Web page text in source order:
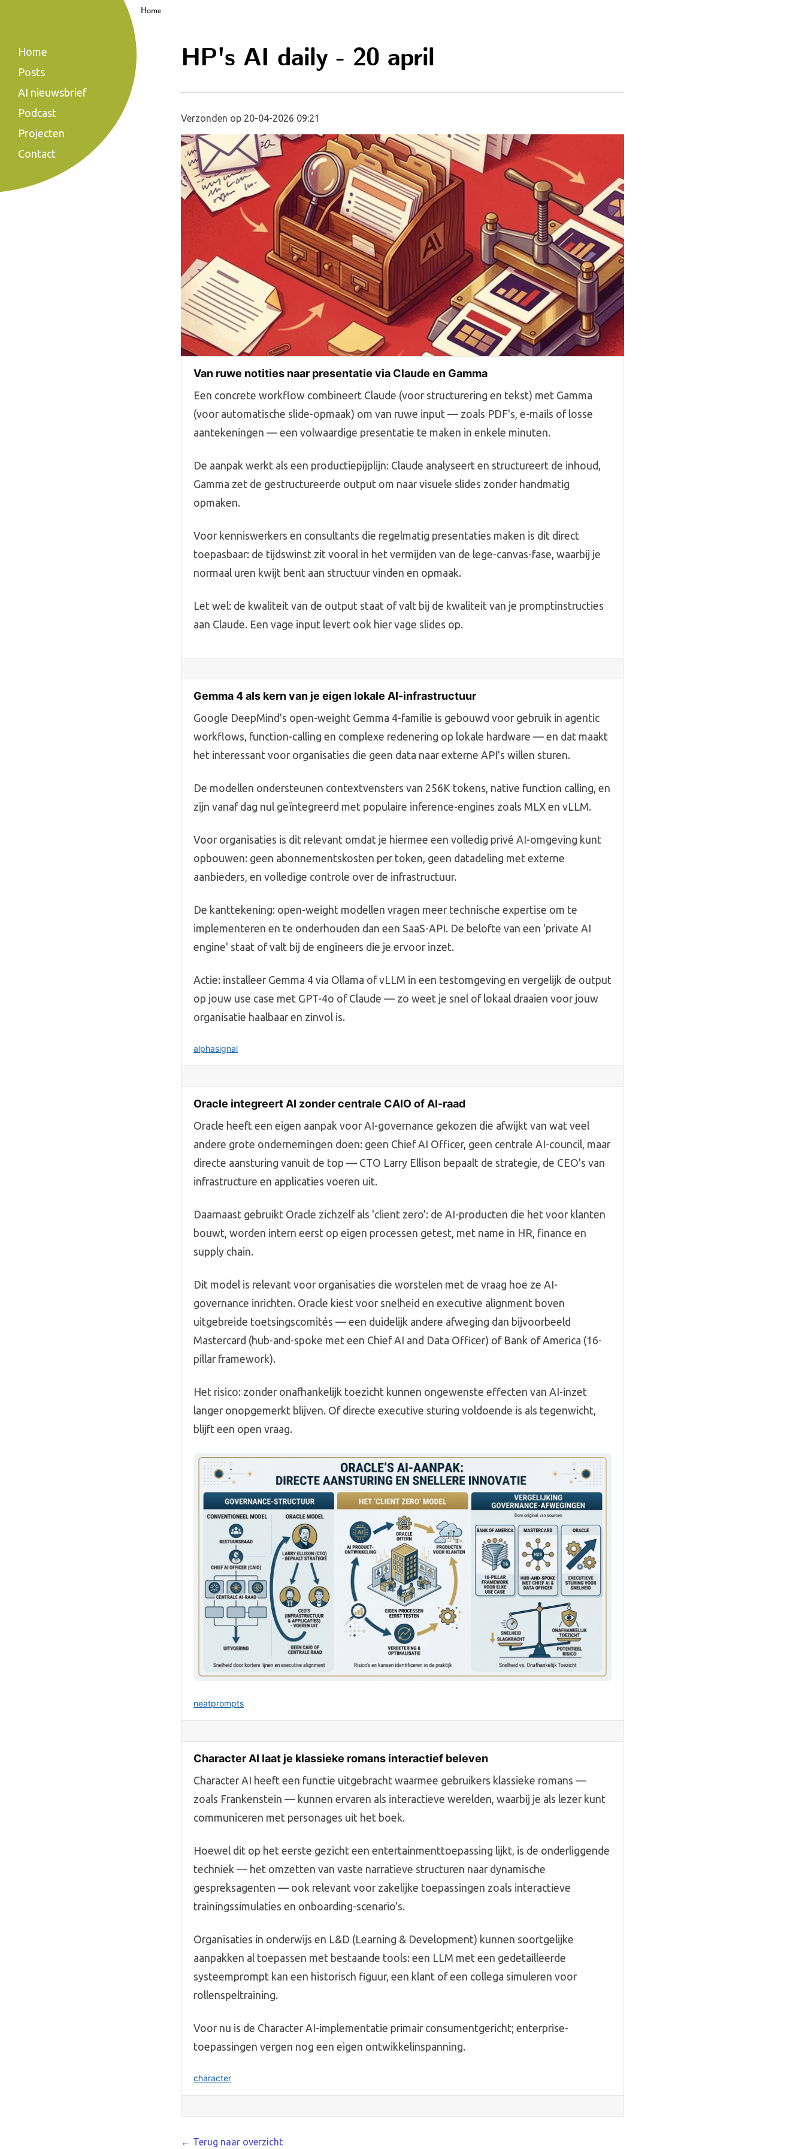
Home
Home
Posts
AI nieuwsbrief
Podcast
Projecten
Contact
HP's AI daily - 20 april
Verzonden op 20-04-2026 09:21
Van ruwe notities naar presentatie via Claude en Gamma
Een concrete workflow combineert Claude (voor structurering en tekst) met Gamma
(voor automatische slide-opmaak) om van ruwe input — zoals PDF's, e-mails of losse
aantekeningen — een volwaardige presentatie te maken in enkele minuten.
De aanpak werkt als een productiepijplijn: Claude analyseert en structureert de inhoud,
Gamma zet de gestructureerde output om naar visuele slides zonder handmatig
opmaken.
Voor kenniswerkers en consultants die regelmatig presentaties maken is dit direct
toepasbaar: de tijdswinst zit vooral in het vermijden van de lege-canvas-fase, waarbij je
normaal uren kwijt bent aan structuur vinden en opmaak.
Let wel: de kwaliteit van de output staat of valt bij de kwaliteit van je promptinstructies
aan Claude. Een vage input levert ook hier vage slides op.
Gemma 4 als kern van je eigen lokale AI-infrastructuur
Google DeepMind's open-weight Gemma 4-familie is gebouwd voor gebruik in agentic
workflows, function-calling en complexe redenering op lokale hardware — en dat maakt
het interessant voor organisaties die geen data naar externe API's willen sturen.
De modellen ondersteunen contextvensters van 256K tokens, native function calling, en
zijn vanaf dag nul geïntegreerd met populaire inference-engines zoals MLX en vLLM.
Voor organisaties is dit relevant omdat je hiermee een volledig privé AI-omgeving kunt
opbouwen: geen abonnementskosten per token, geen datadeling met externe
aanbieders, en volledige controle over de infrastructuur.
De kanttekening: open-weight modellen vragen meer technische expertise om te
implementeren en te onderhouden dan een SaaS-API. De belofte van een 'private AI
engine' staat of valt bij de engineers die je ervoor inzet.
Actie: installeer Gemma 4 via Ollama of vLLM in een testomgeving en vergelijk de output
op jouw use case met GPT-4o of Claude — zo weet je snel of lokaal draaien voor jouw
organisatie haalbaar en zinvol is.
alphasignal
Oracle integreert AI zonder centrale CAIO of AI-raad
Oracle heeft een eigen aanpak voor AI-governance gekozen die afwijkt van wat veel
andere grote ondernemingen doen: geen Chief AI Officer, geen centrale AI-council, maar
directe aansturing vanuit de top — CTO Larry Ellison bepaalt de strategie, de CEO's van
infrastructure en applicaties voeren uit.
Daarnaast gebruikt Oracle zichzelf als 'client zero': de AI-producten die het voor klanten
bouwt, worden intern eerst op eigen processen getest, met name in HR, finance en
supply chain.
Dit model is relevant voor organisaties die worstelen met de vraag hoe ze AI-
governance inrichten. Oracle kiest voor snelheid en executive alignment boven
uitgebreide toetsingscomités — een duidelijk andere afweging dan bijvoorbeeld
Mastercard (hub-and-spoke met een Chief AI and Data Officer) of Bank of America (16-
pillar framework).
Het risico: zonder onafhankelijk toezicht kunnen ongewenste effecten van AI-inzet
langer onopgemerkt blijven. Of directe executive sturing voldoende is als tegenwicht,
blijft een open vraag.
neatprompts
Character AI laat je klassieke romans interactief beleven
Character AI heeft een functie uitgebracht waarmee gebruikers klassieke romans —
zoals Frankenstein — kunnen ervaren als interactieve werelden, waarbij je als lezer kunt
communiceren met personages uit het boek.
Hoewel dit op het eerste gezicht een entertainmenttoepassing lijkt, is de onderliggende
techniek — het omzetten van vaste narratieve structuren naar dynamische
gespreksagenten — ook relevant voor zakelijke toepassingen zoals interactieve
trainingssimulaties en onboarding-scenario's.
Organisaties in onderwijs en L&D (Learning & Development) kunnen soortgelijke
aanpakken al toepassen met bestaande tools: een LLM met een gedetailleerde
systeemprompt kan een historisch figuur, een klant of een collega simuleren voor
rollenspeltraining.
Voor nu is de Character AI-implementatie primair consumentgericht; enterprise-
toepassingen vergen nog een eigen ontwikkelinspanning.
character
← Terug naar overzicht